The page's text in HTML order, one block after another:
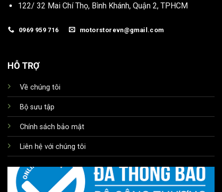
122/ 32 Mai Chí Thọ, Bình Khánh, Quận 2, TPHCM
0969 959 716 motorstorevn@gmail.com
HỖ TRỢ
Về chúng tôi
Bộ sưu tập
Chính sách bảo mật
Liên hệ với chúng tôi